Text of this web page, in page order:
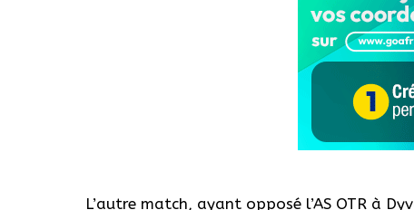
L’autre match, ayant opposé l’AS OTR à